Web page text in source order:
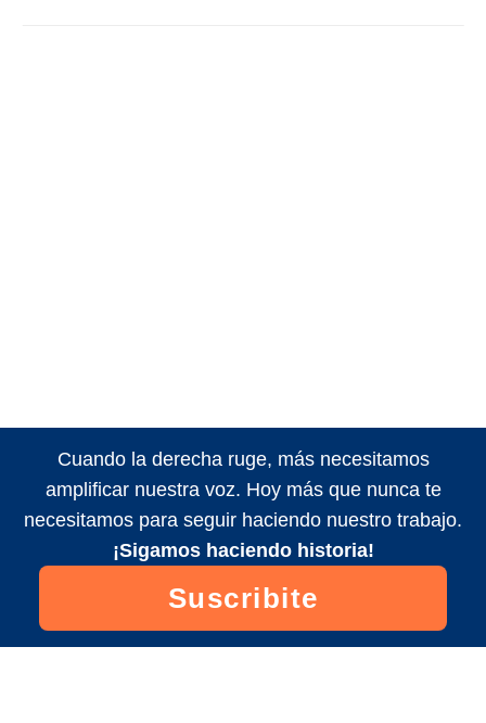
Cuando la derecha ruge, más necesitamos
amplificar nuestra voz. Hoy más que nunca te
necesitamos para seguir haciendo nuestro trabajo.
¡Sigamos haciendo historia!
Suscribite